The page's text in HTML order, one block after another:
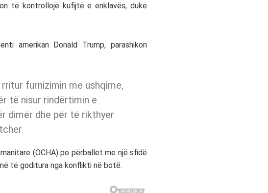
të kontrollojë kufijtë e enklavës, duke
amerikan Donald Trump, parashikon
furnizimin me ushqime,
të nisur rindërtimin e
dimër dhe për të rikthyer
(OCHA) po përballet me një sfidë
të goditura nga konflikti në botë.